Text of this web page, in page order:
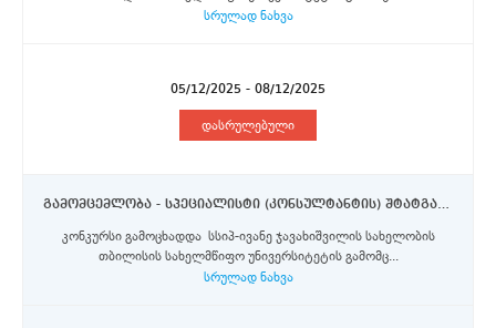
სრულად ნახვა
05/12/2025 - 08/12/2025
დასრულებული
გამომცემლობა - სპეციალისტი (კონსულტანტის) შტატგარეშე პოზიცია
კონკურსი გამოცხადდა სსიპ-ივანე ჯავახიშვილის სახელობის
თბილისის სახელმწიფო უნივერსიტეტის გამომც...
სრულად ნახვა